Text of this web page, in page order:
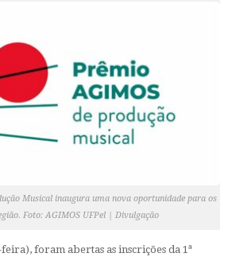
Musical inaugura uma nova oportunidade para os
Foto: AGIMOS UFPel | Divulgação
foram abertas as inscrições da 1ª